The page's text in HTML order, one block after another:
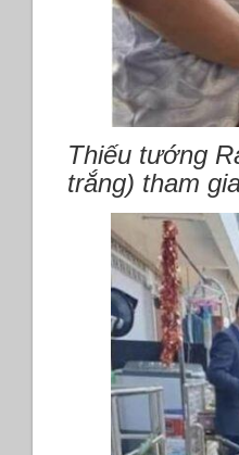
Thiếu tướng
trắng) tham